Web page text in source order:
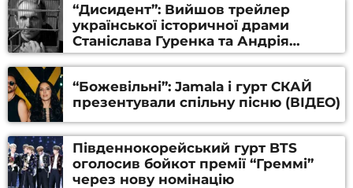
“Дисидент”: Вийшов трейлер
української історичної драми
Станіслава Гуренка та Андрія
Алфьорова (ВІДЕО)
“Божевільні”: Jamala і гурт СКАЙ
презентували спільну пісню (ВІДЕО)
Південнокорейський гурт BTS
оголосив бойкот премії “Греммі”
через нову номінацію